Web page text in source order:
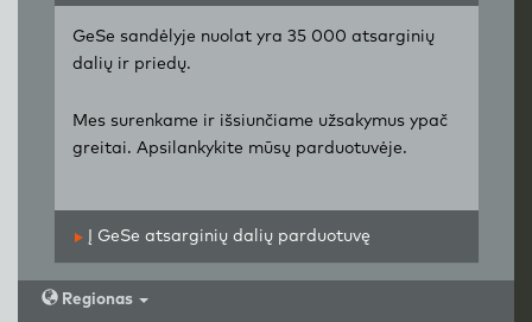
GeSe sandėlyje nuolat yra 35 000 atsarginių
dalių ir priedų.
Mes surenkame ir išsiunčiame užsakymus ypač
greitai. Apsilankykite mūsų parduotuvėje.
Į GeSe atsarginių dalių parduotuvę
Regionas